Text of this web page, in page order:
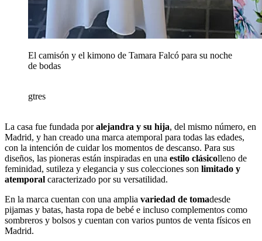
El camisón y el kimono de Tamara Falcó para su noche
de bodas
gtres
La casa fue fundada poralejandra y su hija, del mismo número, en
Madrid, y han creado una marca atemporal para todas las edades,
con la intención de cuidar los momentos de descanso. Para sus
diseños, las pioneras están inspiradas en una estilo clásicolleno de
feminidad, sutileza y elegancia y sus colecciones son limitado y
atemporal caracterizado por su versatilidad.
En la marca cuentan con una amplia variedad de tomadesde
pijamas y batas, hasta ropa de bebé e incluso complementos como
sombreros y bolsos y cuentan con varios puntos de venta físicos en
Madrid.